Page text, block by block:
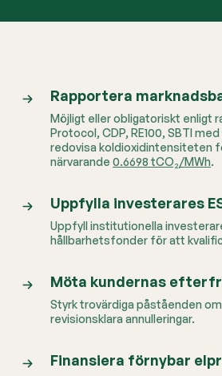
Rapportera
Möjligt eller obligatoriskt enligt
Protocol, CDP, RE100, SBTI
redovisa koldioxidintensiteten
närvarande 0.6698 tCO₂/MWh.
Uppfylla investerares
Uppfyll institutionella
hållbarhetsfonder för att
Möta kundernas
Styrk trovärdiga påståenden
revisionsklara annulleringar.
Finansiera förnybar